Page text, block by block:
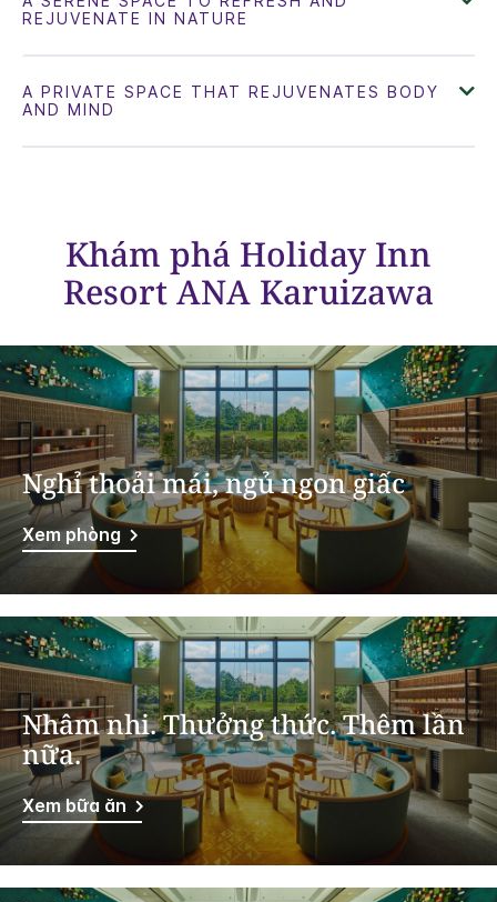
Khám phá Holiday Inn
ResortANA Karuizawa
Nghỉ thoải mái, ngủ ngon giấc
Xem phòng
Nhâm nhi. Thưởng thức. Thêm lần
nữa.
Xem bữa ăn